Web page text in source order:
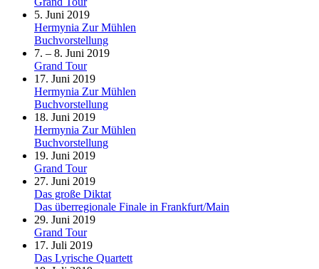
5. Juni 2019
Hermynia Zur Mühlen
Buchvorstellung
7. – 8. Juni 2019
Grand Tour
17. Juni 2019
Hermynia Zur Mühlen
Buchvorstellung
18. Juni 2019
Hermynia Zur Mühlen
Buchvorstellung
19. Juni 2019
Grand Tour
27. Juni 2019
Das große Diktat
Das überregionale Finale in Frankfurt/Main
29. Juni 2019
Grand Tour
17. Juli 2019
Das Lyrische Quartett